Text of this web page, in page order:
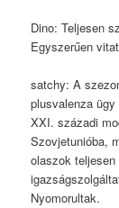
Dino: Teljesen
Egyszerűen
satchy: A
plusvalenza
XXI. századi
Szovjetunióba,
olaszok
Nyomorultak.